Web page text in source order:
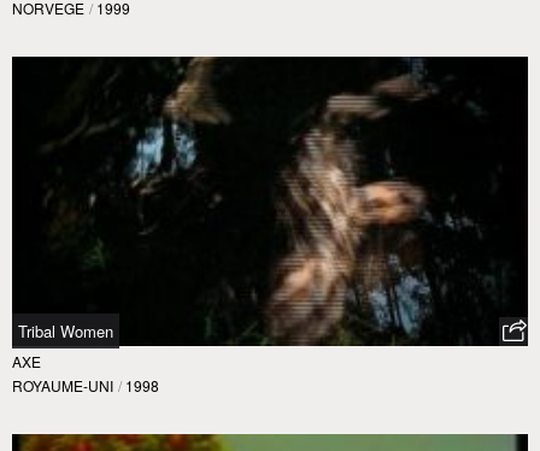
NORVEGE / 1999
Tribal Women
AXE
ROYAUME-UNI / 1998